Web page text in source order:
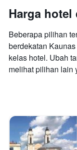
Harga hotel
Beberapa pilihan
berdekatan
kelas hotel. Ubah
melihat pilihan lain